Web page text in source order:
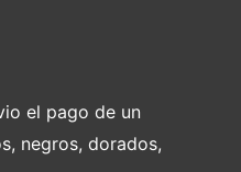
el pago de un
negros, dorados,